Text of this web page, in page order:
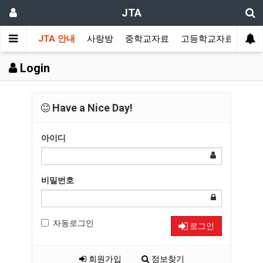
JTA
JTA 안내 사랑방 중학교자료 고등학교자료 멀
Login
Have a Nice Day!
아이디
비밀번호
자동로그인 로그인
회원가입 정보찾기